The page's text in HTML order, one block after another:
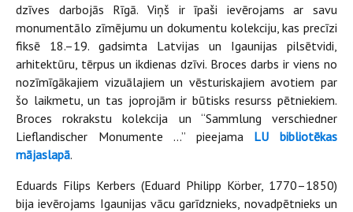
dzīves darbojās Rīgā. Viņš ir īpaši ievērojams ar savu
monumentālo zīmējumu un dokumentu kolekciju, kas precīzi
fiksē 18.–19. gadsimta Latvijas un Igaunijas pilsētvidi,
arhitektūru, tērpus un ikdienas dzīvi. Broces darbs ir viens no
nozīmīgākajiem vizuālajiem un vēsturiskajiem avotiem par
šo laikmetu, un tas joprojām ir būtisks resurss pētniekiem.
Broces rokrakstu kolekcija un “Sammlung verschiedner
Lieflandischer Monumente ...” pieejama LU bibliotēkas
mājaslapā.
Eduards Filips Kerbers (Eduard Philipp Körber, 1770–1850)
bija ievērojams Igaunijas vācu garīdznieks, novadpētnieks un